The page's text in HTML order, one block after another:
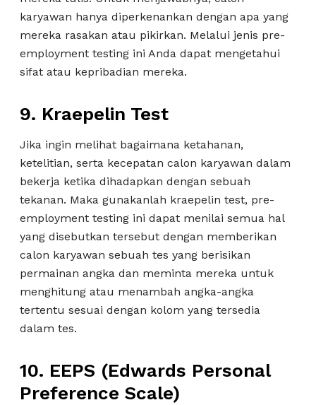
karyawan hanya diperkenankan dengan apa yang
mereka rasakan atau pikirkan. Melalui jenis pre-
employment testing ini Anda dapat mengetahui
sifat atau kepribadian mereka.
9. Kraepelin Test
Jika ingin melihat bagaimana ketahanan,
ketelitian, serta kecepatan calon karyawan dalam
bekerja ketika dihadapkan dengan sebuah
tekanan. Maka gunakanlah kraepelin test, pre-
employment testing ini dapat menilai semua hal
yang disebutkan tersebut dengan memberikan
calon karyawan sebuah tes yang berisikan
permainan angka dan meminta mereka untuk
menghitung atau menambah angka-angka
tertentu sesuai dengan kolom yang tersedia
dalam tes.
10. EEPS (Edwards Personal
Preference Scale)